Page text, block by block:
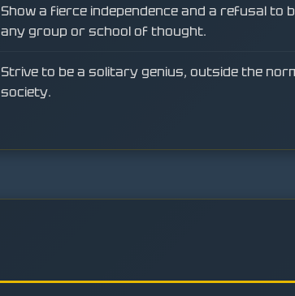
Show a fierce independence and a refusal to
any group or school of thought.
Strive to be a solitary genius, outside the
society.